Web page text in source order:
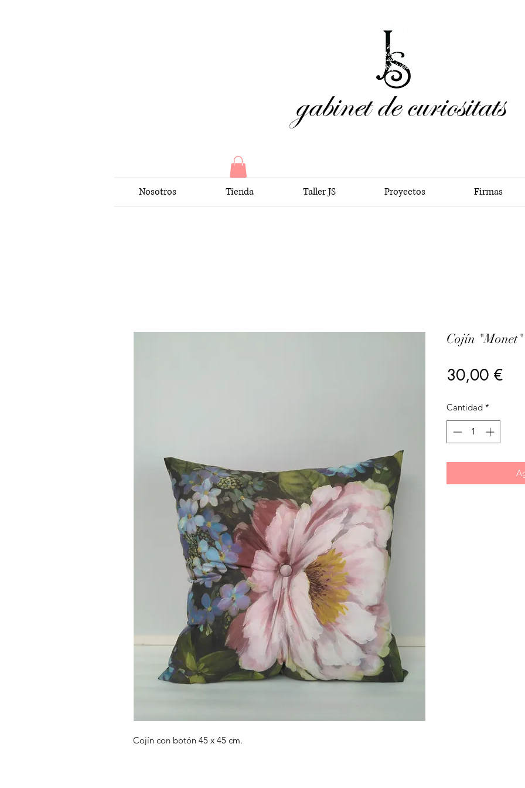
gabinet de curiositats
Nosotros Tienda Taller JS Proyectos Firmas
Cojín con botón 45 x 45 cm.
Cojín "Monet"
30,00 €
Cantidad *